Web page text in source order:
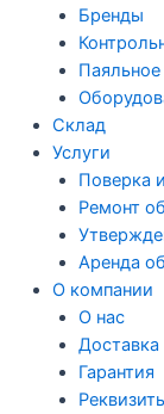
Бренды
Склад
Услуги
Поверка
Ремонт
Аренда
О компании
О нас
Доставка
Гарантия